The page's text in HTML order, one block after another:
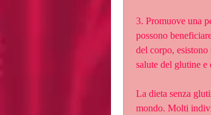
3. Promuove una
possono
del corpo,
salute del glutine e
La dieta senza
mondo. Molti